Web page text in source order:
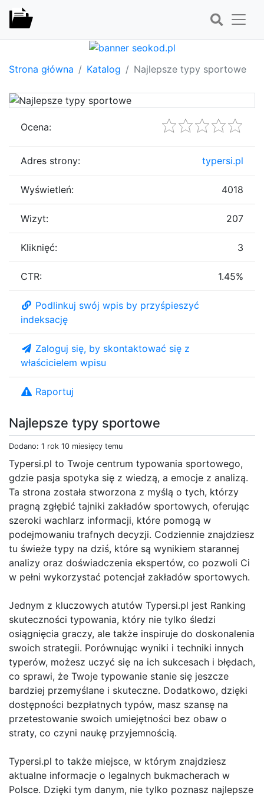
Strona główna Katalog Najlepsze typy sportowe
Najlepsze typy sportowe
Dodano: 1 rok 10 miesięcy temu
Typersi.pl to Twoje centrum typowania sportowego,
gdzie pasja spotyka się z wiedzą, a emocje z analizą.
Ta strona została stworzona z myślą o tych, którzy
pragną zgłębić tajniki zakładów sportowych, oferując
szeroki wachlarz informacji, które pomogą w
podejmowaniu trafnych decyzji. Codziennie znajdziesz
tu świeże typy na dziś, które są wynikiem starannej
analizy oraz doświadczenia ekspertów, co pozwoli Ci
w pełni wykorzystać potencjał zakładów sportowych.
Jednym z kluczowych atutów Typersi.pl jest Ranking
skuteczności typowania, który nie tylko śledzi
osiągnięcia graczy, ale także inspiruje do doskonalenia
swoich strategii. Porównując wyniki i techniki innych
typerów, możesz uczyć się na ich sukcesach i błędach,
co sprawi, że Twoje typowanie stanie się jeszcze
bardziej przemyślane i skuteczne. Dodatkowo, dzięki
dostępności bezpłatnych typów, masz szansę na
przetestowanie swoich umiejętności bez obaw o
straty, co czyni naukę przyjemnością.
Typersi.pl to także miejsce, w którym znajdziesz
aktualne informacje o legalnych bukmacherach w
Polsce. Dzięki tym danym, nie tylko poznasz najlepsze
Ocena:
Adres strony: typersi.pl
Wyświetleń: 4018
Wizyt: 207
Kliknięć: 3
CTR: 1.45%
Podlinkuj swój wpis by przyśpieszyć
indeksację
Zaloguj się, by skontaktować się z
właścicielem wpisu
Raportuj